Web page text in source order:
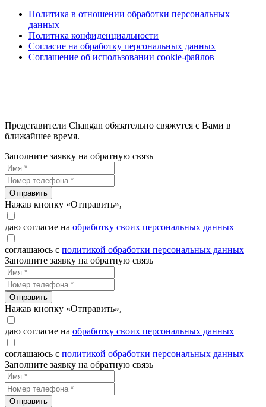
Политика в отношении обработки персональных
данных
Политика конфиденциальности
Согласие на обработку персональных данных
Соглашение об использовании cookie-файлов
Представители Changan обязательно свяжутся с Вами в
ближайшее время.
Заполните заявку на обратную связь
Отправить
Нажав кнопку «Отправить»,
даю согласие на обработку своих персональных данных
соглашаюсь с политикой обработки персональных данных
Заполните заявку на обратную связь
Отправить
Нажав кнопку «Отправить»,
даю согласие на обработку своих персональных данных
соглашаюсь с политикой обработки персональных данных
Заполните заявку на обратную связь
Отправить